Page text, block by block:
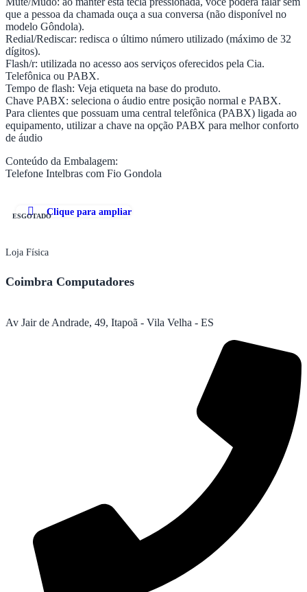
que a pessoa da chamada ouça a sua conversa (não disponível no
modelo Gôndola).
Redial/Rediscar: redisca o último número utilizado (máximo de 32
dígitos).
Flash/r: utilizada no acesso aos serviços oferecidos pela Cia.
Telefônica ou PABX.
Tempo de flash: Veja etiqueta na base do produto.
Chave PABX: seleciona o áudio entre posição normal e PABX.
Para clientes que possuam uma central telefônica (PABX) ligada ao
equipamento, utilizar a chave na opção PABX para melhor conforto
de áudio
Conteúdo da Embalagem:
Telefone Intelbras com Fio Gondola
ESGOTADOClique para ampliar
Loja Física
Coimbra Computadores
Av Jair de Andrade, 49, Itapoã - Vila Velha - ES